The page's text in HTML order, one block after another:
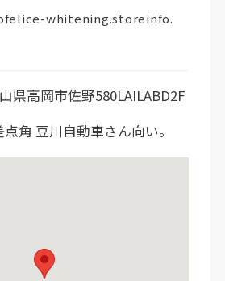
whitening.storeinfo.
県高岡市佐野580LAILABD2F
角 豆川自動車さん向い。